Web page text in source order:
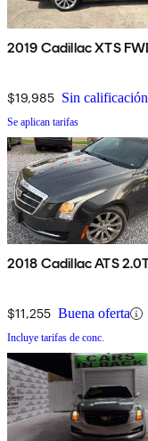
2019 Cadillac XTS
$19,985 Sin calificación
Se aplican tarifas
2018 Cadillac ATS
$11,255 Buena oferta
Incluye tarifas de conc.